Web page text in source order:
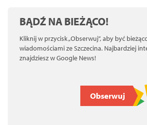
BĄDŹ NA BIEŻĄCO!
Kliknij w przycisk „Obserwuj”, aby być
wiadomościami ze Szczecina. Najbardziej
znajdziesz w Google News!
Obserwuj